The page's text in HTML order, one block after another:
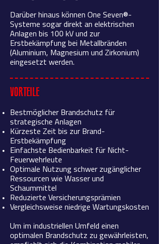
Darüber hinaus können One Seven®-
Systeme sogar direkt an elektrischen
Anlagen bis 100 kV und zur
Erstbekämpfung bei Metallbränden
(Aluminium, Magnesium und Zirkonium)
eingesetzt werden.
VORTEILE
Bestmöglicher Brandschutz für
strategische Anlagen
Kürzeste Zeit bis zur Brand-
Erstbekämpfung
Einfachste Bedienbarkeit für Nicht-
Feuerwehrleute
Optimale Nutzung schwer zugänglicher
Ressourcen wie Wasser und
Schaummittel
Reduzierte Versicherungsprämien
Vergleichsweise niedrige Wartungskosten
Um im industriellen Umfeld einen
optimalen Brandschutz zu gewährleisten,